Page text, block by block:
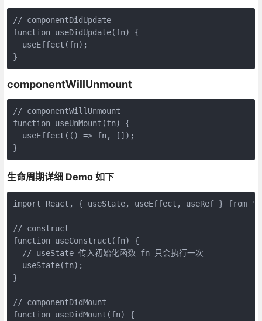
// componentDidUpdate
function useDidUpdate(fn) {
  useEffect(fn);
}
componentWillUnmount
// componentWillUnmount
function useUnMount(fn) {
  useEffect(() => fn, []);
}
生命周期详细 Demo 如下
import React, { useState, useEffect, useRef } from
// construct
function useConstruct(fn) {
  // useState 传入初始化函数 fn 只会执行一次
  useState(fn);
}
// componentDidMount
function useDidMount(fn) {